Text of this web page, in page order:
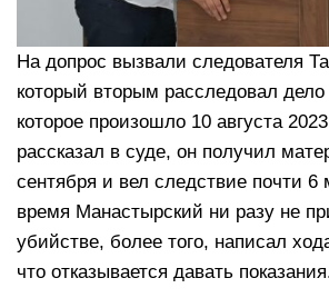
На допрос вызвали следователя
который вторым расследовал
которое произошло 10 августа
рассказал в суде, он получил
сентября и вел следствие почти 6
время Манастырский ни разу не
убийстве, более того, написал
что отказывается давать